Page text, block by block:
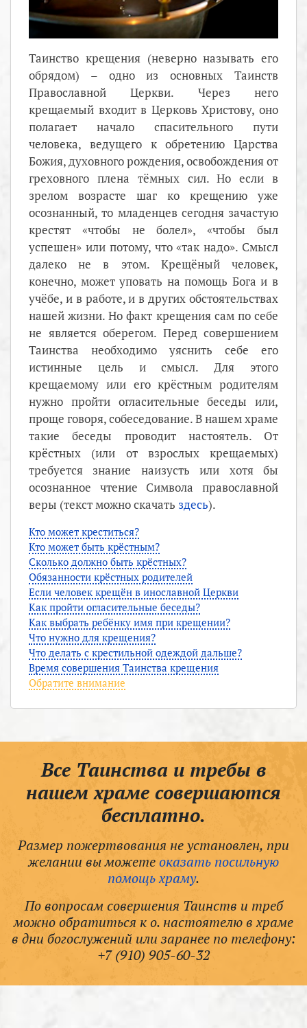
Таинство крещения (неверно называть его
обрядом) – одно из основных Таинств
Православной Церкви. Через него
крещаемый входит в Церковь Христову, оно
полагает начало спасительного пути
человека, ведущего к обретению Царства
Божия, духовного рождения, освобождения от
греховного плена тёмных сил. Но если в
зрелом возрасте шаг ко крещению уже
осознанный, то младенцев сегодня зачастую
крестят «чтобы не болел», «чтобы был
успешен» или потому, что «так надо». Смысл
далеко не в этом. Крещёный человек,
конечно, может уповать на помощь Бога и в
учёбе, и в работе, и в других обстоятельствах
нашей жизни. Но факт крещения сам по себе
не является оберегом. Перед совершением
Таинства необходимо уяснить себе его
истинные цель и смысл. Для этого
крещаемому или его крёстным родителям
нужно пройти огласительные беседы или,
проще говоря, собеседование. В нашем храме
такие беседы проводит настоятель. От
крёстных (или от взрослых крещаемых)
требуется знание наизусть или хотя бы
осознанное чтение Символа православной
веры (текст можно скачать здесь).
Кто может креститься?
Кто может быть крёстным?
Сколько должно быть крёстных?
Обязанности крёстных родителей
Если человек крещён в инославной Церкви
Как пройти огласительные беседы?
Как выбрать ребёнку имя при крещении?
Что нужно для крещения?
Что делать с крестильной одеждой дальше?
Время совершения Таинства крещения
Обратите внимание
Все Таинства и требы в
нашем храме совершаются
бесплатно.
Размер пожертвования не установлен, при
желании вы можетеоказать посильную
помощь храму.
По вопросам совершения Таинств и треб
можно обратиться к о. настоятелю в храме
в дни богослужений или заранее по телефону:
+7 (910) 905-60-32